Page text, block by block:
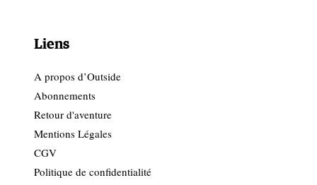
Liens
A propos d’Outside
Abonnements
Retour d'aventure
Mentions Légales
CGV
Politique de confidentialité